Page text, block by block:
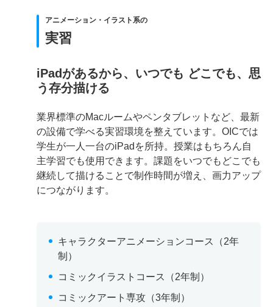
アニメーション・イラスト系の
実習
iPadがあるから、いつでも どこでも、思
う存分描ける
業界標準のMacルームやペンタブレットなど、最新
の設備で学べる実習環境を整えています。OICでは
学生が一人一台のiPadを所持。授業はもちろん自
主学習でも使用できます。課題をいつでもどこでも
継続して描けることで制作時間が増え、画力アップ
につながります。
キャラクターアニメーションコース（2年
制）
コミックイラストコース（2年制）
コミックアート専攻（3年制）